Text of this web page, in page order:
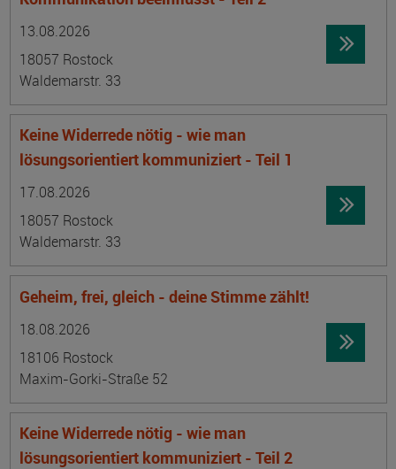
13.08.2026
18057 Rostock
Waldemarstr. 33
Keine Widerrede nötig - wie man
lösungsorientiert kommuniziert - Teil 1
17.08.2026
18057 Rostock
Waldemarstr. 33
Geheim, frei, gleich - deine Stimme zählt!
18.08.2026
18106 Rostock
Maxim-Gorki-Straße 52
Keine Widerrede nötig - wie man
lösungsorientiert kommuniziert - Teil 2